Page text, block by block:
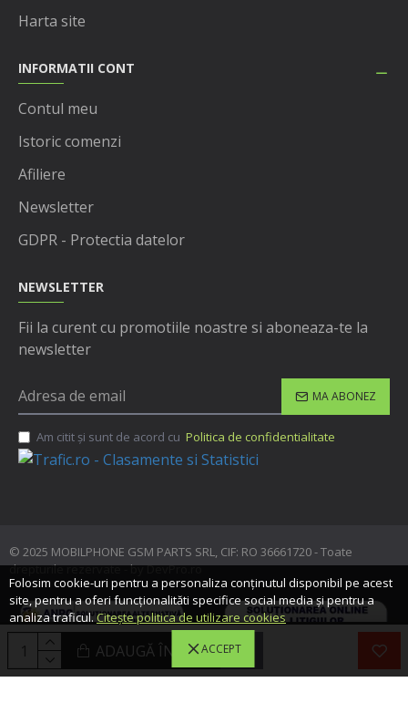
ADAUGĂ ÎN COŞ
Harta site
INFORMATII CONT
Contul meu
Istoric comenzi
Afiliere
Newsletter
GDPR - Protectia datelor
NEWSLETTER
Fii la curent cu promotiile noastre si aboneaza-te la
newsletter
MA ABONEZ
Am citit şi sunt de acord cu Politica de confidentialitate
© 2025 MOBILPHONE GSM PARTS SRL, CIF: RO 36661720 - Toate
drepturile rezervate - by DevPro.ro
ACCEPT
Folosim cookie-uri pentru a personaliza conținutul disponibil pe acest
site, pentru a oferi funcționalităti specifice social media și pentru a
analiza traficul.Citește politica de utilizare cookies